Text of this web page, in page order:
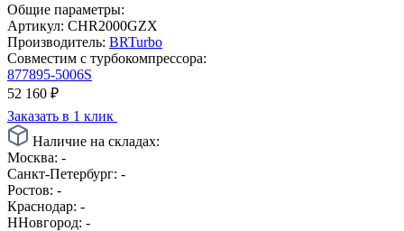
Общие параметры:
Артикул: CHR2000GZX
Производитель: BRTurbo
Совместим с турбокомпрессора:
877895-5006S
52 160 ₽
Заказать в 1 клик
Наличие на складах:
Москва: -
Санкт-Петербург: -
Ростов: -
Краснодар: -
ННовгород: -